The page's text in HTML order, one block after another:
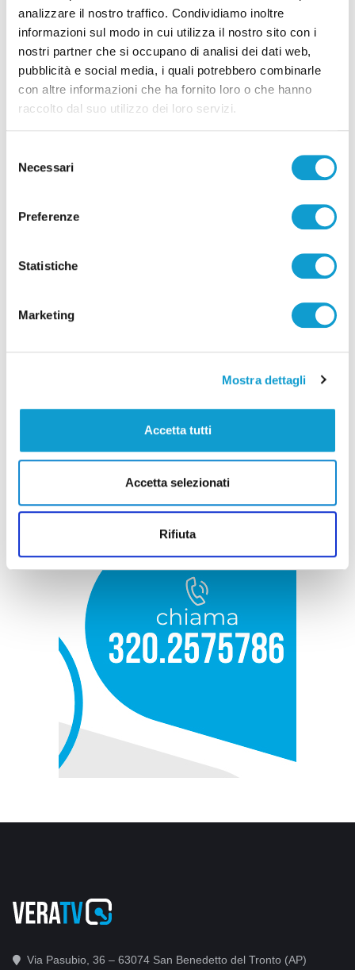
analizzare il nostro traffico. Condividiamo inoltre
informazioni sul modo in cui utilizza il nostro sito con i
nostri partner che si occupano di analisi dei dati web,
pubblicità e social media, i quali potrebbero combinarle
con altre informazioni che ha fornito loro o che hanno
raccolto dal suo utilizzo dei loro servizi.
delNecessari
Preferenze
Statistiche
Marketing
Mostra dettagli
Accetta tutti
Accetta selezionati
Rifiuta
Via Pasubio, 36 – 63074 San Benedetto del Tronto (AP)